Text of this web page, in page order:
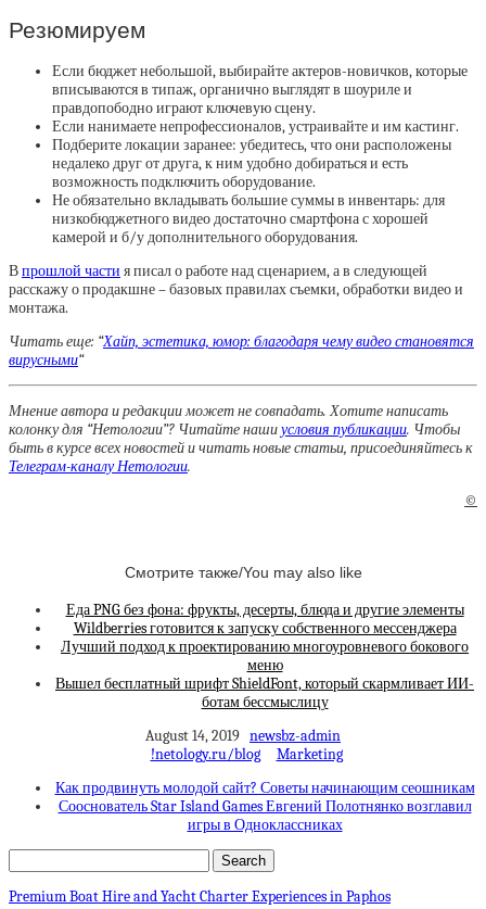
Резюмируем
Если бюджет небольшой, выбирайте актеров-новичков, которые
вписываются в типаж, органично выглядят в шоуриле и
правдопободно играют ключевую сцену.
Если нанимаете непрофессионалов, устраивайте и им кастинг.
Подберите локации заранее: убедитесь, что они расположены
недалеко друг от друга, к ним удобно добираться и есть
возможность подключить оборудование.
Не обязательно вкладывать большие суммы в инвентарь: для
низкобюджетного видео достаточно смартфона с хорошей
камерой и б/у дополнительного оборудования.
Впрошлой части я писал о работе над сценарием, а в следующей
расскажу о продакшне – базовых правилах съемки, обработки видео и
монтажа.
Читать еще: “Хайп, эстетика, юмор: благодаря чему видео становятся
вирусными“
Мнение автора и редакции может не совпадать. Хотите написать
колонку для “Нетологии”? Читайте нашиусловия публикации. Чтобы
быть в курсе всех новостей и читать новые статьи, присоединяйтесь к
Телеграм-каналу Нетологии.
©
Смотрите также/You may also like
Еда PNG без фона: фрукты, десерты, блюда и другие элементы
Wildberries готовится к запуску собственного мессенджера
Лучший подход к проектированию многоуровневого бокового
меню
Вышел бесплатный шрифт ShieldFont, который скармливает ИИ-
ботам бессмыслицу
August 14, 2019 newsbz-admin
!netology.ru/blog
Marketing
Как продвинуть молодой сайт? Советы начинающим сеошникам
Сооснователь Star Island Games Евгений Полотнянко возглавил
игры в Одноклассниках
Premium Boat Hire and Yacht Charter Experiences in Paphos